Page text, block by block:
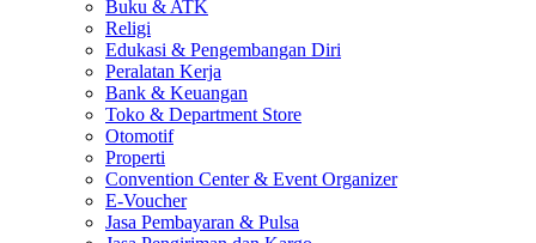
Buku & ATK
Religi
Edukasi & Pengembangan Diri
Peralatan Kerja
Bank & Keuangan
Toko & Department Store
Otomotif
Properti
Convention Center & Event Organizer
E-Voucher
Jasa Pembayaran & Pulsa